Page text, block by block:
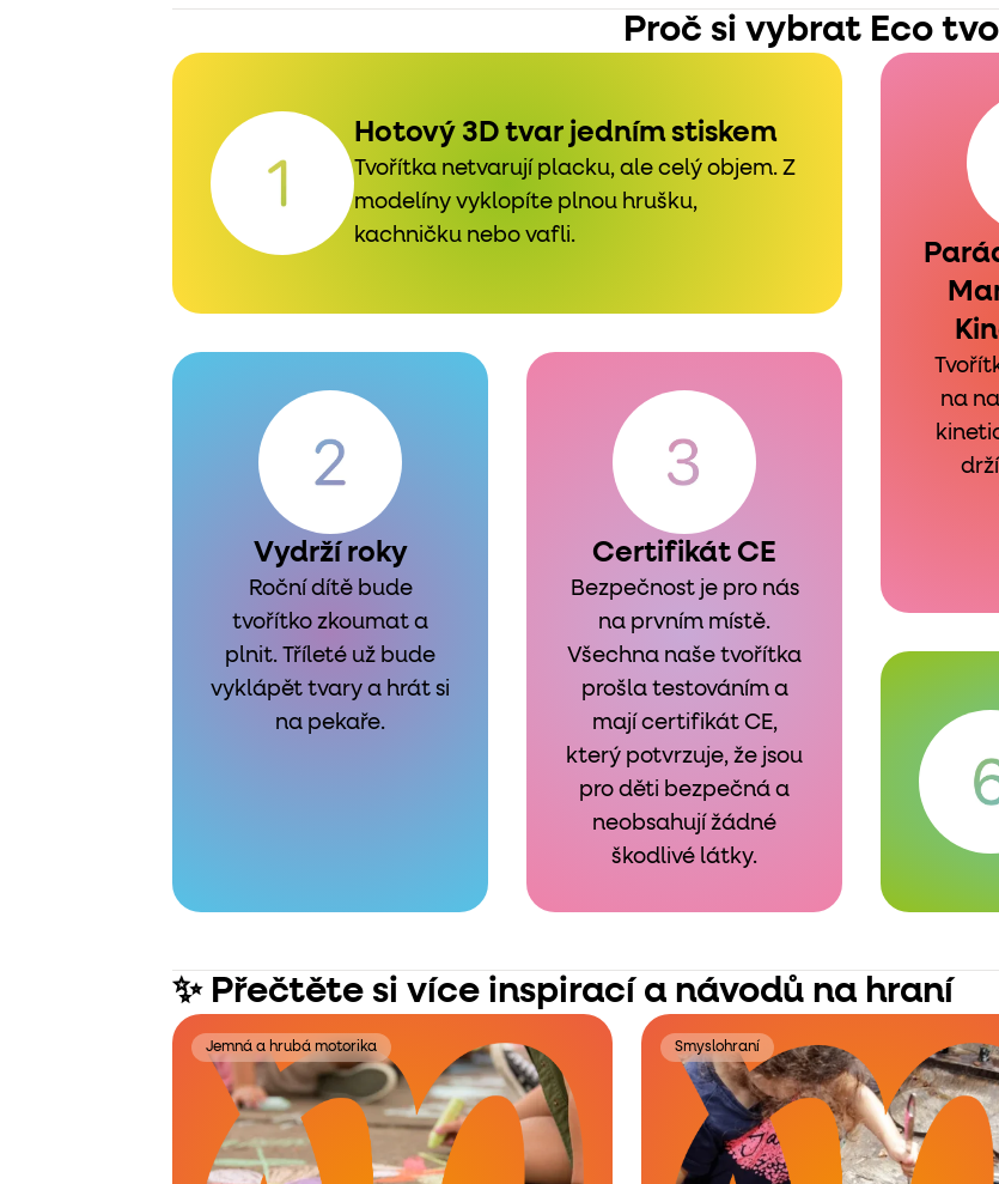
Proč si vybrat Eco
Hotový 3D tvar jedním stiskem
Tvořítka netvarují placku, ale celý objem. Z
modelíny vyklopíte plnou hrušku,
kachničku nebo vafli.
Vydrží roky
Roční dítě bude
tvořítko zkoumat a
plnit. Tříleté už bude
vyklápět tvary a hrát si
na pekaře.
Certifikát CE
Bezpečnost je pro nás
na prvním místě.
Všechna naše tvořítka
prošla testováním a
mají certifikát CE,
který potvrzuje, že jsou
pro děti bezpečná a
neobsahují žádné
škodlivé látky.
na
✨ Přečtěte si více inspirací a návodů na hraní
Jemná a hrubá motorika Smyslohraní